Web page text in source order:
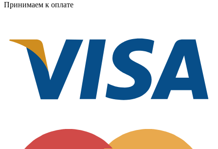
Принимаем к оплате